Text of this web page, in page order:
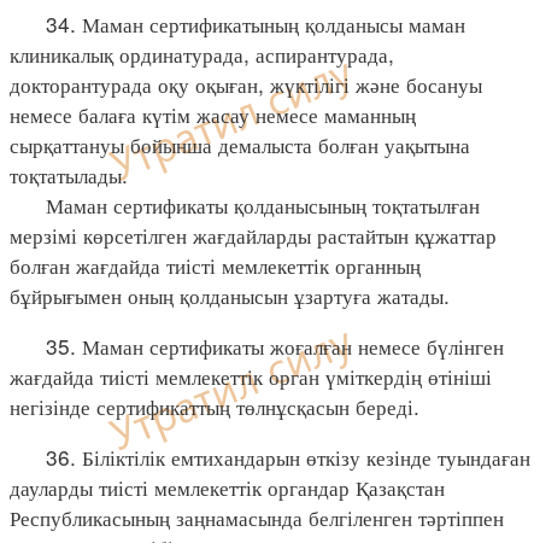
34. Маман сертификатының қолданысы маман
клиникалық ординатурада, аспирантурада,
докторантурада оқу оқыған, жүктілігі және босануы
немесе балаға күтім жасау немесе маманның
сырқаттануы бойынша демалыста болған уақытына
тоқтатылады.
Маман сертификаты қолданысының тоқтатылған
мерзімі көрсетілген жағдайларды растайтын құжаттар
болған жағдайда тиісті мемлекеттік органның
бұйрығымен оның қолданысын ұзартуға жатады.
35. Маман сертификаты жоғалған немесе бүлінген
жағдайда тиісті мемлекеттік орган үміткердің өтініші
негізінде сертификаттың төлнұсқасын береді.
36. Біліктілік емтихандарын өткізу кезінде туындаған
дауларды тиісті мемлекеттік органдар Қазақстан
Республикасының заңнамасында белгіленген тәртіппен